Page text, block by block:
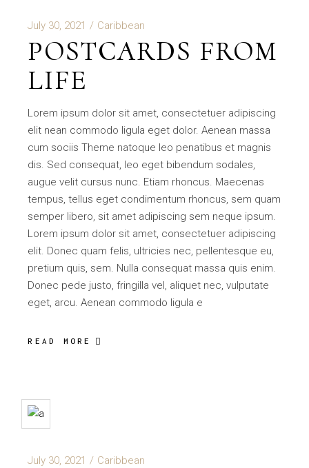
July 30, 2021 Caribbean
POSTCARDS FROM
LIFE
Lorem ipsum dolor sit amet, consectetuer adipiscing
elit nean commodo ligula eget dolor. Aenean massa
cum sociis Theme natoque leo penatibus et magnis
dis. Sed consequat, leo eget bibendum sodales,
augue velit cursus nunc. Etiam rhoncus. Maecenas
tempus, tellus eget condimentum rhoncus, sem quam
semper libero, sit amet adipiscing sem neque ipsum.
Lorem ipsum dolor sit amet, consectetuer adipiscing
elit. Donec quam felis, ultricies nec, pellentesque eu,
pretium quis, sem. Nulla consequat massa quis enim.
Donec pede justo, fringilla vel, aliquet nec, vulputate
eget, arcu. Aenean commodo ligula e
READ MORE
July 30, 2021 Caribbean